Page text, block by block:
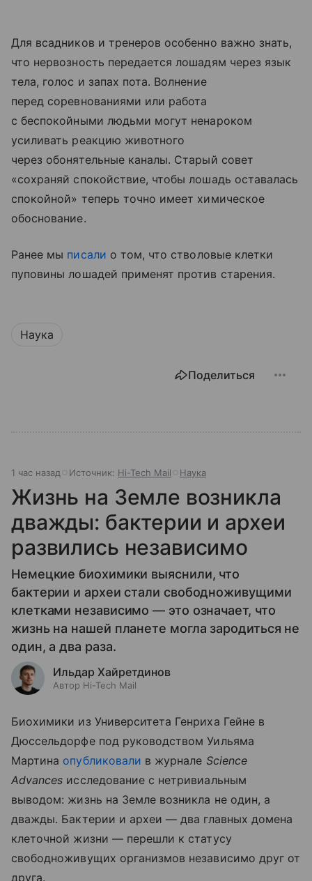
Для всадников и тренеров особенно важно знать,
что нервозность передается лошадям через язык
тела, голос и запах пота. Волнение
перед соревнованиями или работа
с беспокойными людьми могут ненароком
усиливать реакцию животного
через обонятельные каналы. Старый совет
«сохраняй спокойствие, чтобы лошадь оставалась
спокойной» теперь точно имеет химическое
обоснование.
Ранее мы писали о том, что стволовые клетки
пуповины лошадей применят против старения.
Наука
Поделиться
1 час назад Источник: Hi-Tech Mail Наука
Жизнь на Земле возникла
дважды: бактерии и археи
развились независимо
Немецкие биохимики выяснили, что
бактерии и археи стали свободноживущими
клетками независимо — это означает, что
жизнь на нашей планете могла зародиться не
один, а два раза.
Ильдар Хайретдинов
Автор Hi-Tech Mail
Биохимики из Университета Генриха Гейне в
Дюссельдорфе под руководством Уильяма
Мартина опубликовали в журнале Science
Advances исследование с нетривиальным
выводом: жизнь на Земле возникла не один, а
дважды. Бактерии и археи — два главных домена
клеточной жизни — перешли к статусу
свободноживущих организмов независимо друг от
друга.